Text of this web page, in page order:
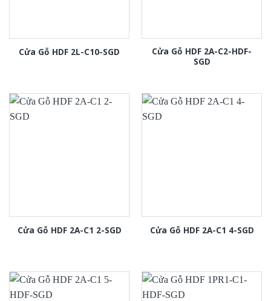
Cửa Gỗ HDF 2L-C10-SGD
Cửa Gỗ HDF 2A-C2-HDF-
SGD
Cửa Gỗ HDF 2A-C1 2-SGD Cửa Gỗ HDF 2A-C1 4-SGD